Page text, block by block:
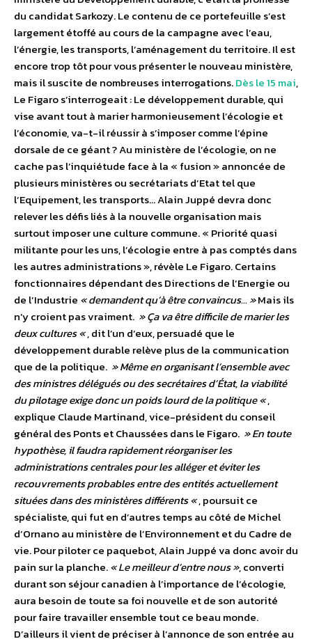
du candidat Sarkozy. Le contenu de ce portefeuille s’est
largement étoffé au cours de la campagne avec l’eau,
l’énergie, les transports, l’aménagement du territoire. Il est
encore trop tôt pour vous présenter le nouveau ministère,
mais il suscite de nombreuses interrogations.Dès le 15 mai,
Le Figaro s’interrogeait : Le développement durable, qui
vise avant tout à marier harmonieusement l’écologie et
l’économie, va-t-il réussir à s’imposer comme l’épine
dorsale de ce géant ? Au ministère de l’écologie, on ne
cache pas l’inquiétude face à la « fusion » annoncée de
plusieurs ministères ou secrétariats d’Etat tel que
l’Equipement, les transports… Alain Juppé devra donc
relever les défis liés à la nouvelle organisation mais
surtout imposer une culture commune. « Priorité quasi
militante pour les uns, l’écologie entre à pas comptés dans
les autres administrations », révèle Le Figaro. Certains
fonctionnaires dépendant des Directions de l’Energie ou
de l’Industrie « demandent qu’à être convaincus… »Mais ils
n’y croient pas vraiment. » Ça va être difficile de marier les
deux cultures «, dit l’un d’eux, persuadé que le
développement durable relève plus de la communication
que de la politique. » Même en organisant l’ensemble avec
des ministres délégués ou des secrétaires d’État, la viabilité
du pilotage exige donc un poids lourd de la politique «,
explique Claude Martinand, vice-président du conseil
général des Ponts et Chaussées dans le Figaro. » En toute
hypothèse, il faudra rapidement réorganiser les
administrations centrales pour les alléger et éviter les
recouvrements probables entre des entités actuellement
situées dans des ministères différents «, poursuit ce
spécialiste, qui fut en d’autres temps au côté de Michel
d’Ornano au ministère de l’Environnement et du Cadre de
vie. Pour piloter ce paquebot, Alain Juppé va donc avoir du
pain sur la planche.« Le meilleur d’entre nous », converti
durant son séjour canadien à l’importance de l’écologie,
aura besoin de toute sa foi nouvelle et de son autorité
pour faire travailler ensemble tout ce beau monde.
D’ailleurs il vient de préciser à l’annonce de son entrée au